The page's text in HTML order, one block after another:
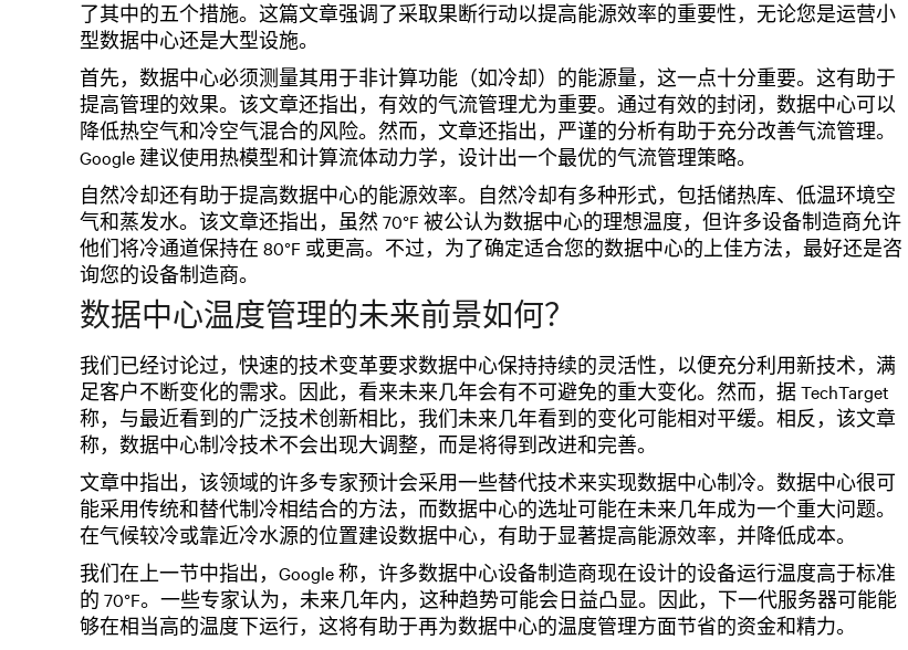
了其中的五个措施。这篇文章强调了采取果断行动以提高能源效率的重要性，无论您是运营小
型数据中心还是大型设施。
首先，数据中心必须测量其用于非计算功能（如冷却）的能源量，这一点十分重要。这有助于
提高管理的效果。该文章还指出，有效的气流管理尤为重要。通过有效的封闭，数据中心可以
降低热空气和冷空气混合的风险。然而，文章还指出，严谨的分析有助于充分改善气流管理。
Google 建议使用热模型和计算流体动力学，设计出一个最优的气流管理策略。
自然冷却还有助于提高数据中心的能源效率。自然冷却有多种形式，包括储热库、低温环境空
气和蒸发水。该文章还指出，虽然 70°F 被公认为数据中心的理想温度，但许多设备制造商允许
他们将冷通道保持在 80°F 或更高。不过，为了确定适合您的数据中心的上佳方法，最好还是咨
询您的设备制造商。
数据中心温度管理的未来前景如何？
我们已经讨论过，快速的技术变革要求数据中心保持持续的灵活性，以便充分利用新技术，满
足客户不断变化的需求。因此，看来未来几年会有不可避免的重大变化。然而，据 TechTarget
称，与最近看到的广泛技术创新相比，我们未来几年看到的变化可能相对平缓。相反，该文章
称，数据中心制冷技术不会出现大调整，而是将得到改进和完善。
文章中指出，该领域的许多专家预计会采用一些替代技术来实现数据中心制冷。数据中心很可
能采用传统和替代制冷相结合的方法，而数据中心的选址可能在未来几年成为一个重大问题。
在气候较冷或靠近冷水源的位置建设数据中心，有助于显著提高能源效率，并降低成本。
我们在上一节中指出，Google 称，许多数据中心设备制造商现在设计的设备运行温度高于标准
的 70°F。一些专家认为，未来几年内，这种趋势可能会日益凸显。因此，下一代服务器可能能
够在相当高的温度下运行，这将有助于再为数据中心的温度管理方面节省的资金和精力。